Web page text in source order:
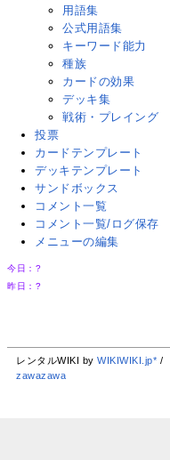
用語集
公式用語集
キーワード能力
種族
カードの効果
デッキ集
戦術・プレイング
投票
カードテンプレート
デッキテンプレート
サンドボックス
コメント一覧
コメント一覧/ログ保存
メニューの編集
今日： ?
昨日： ?
レンタルWIKI byWIKIWIKI.jp* /
zawazawa